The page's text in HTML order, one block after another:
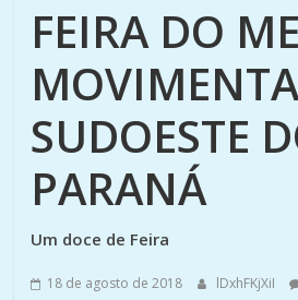
FEIRA DO
SUDOESTE
PARANÁ
Um doce de Feira
18 de agosto de 2018 lDxhFKjXiI